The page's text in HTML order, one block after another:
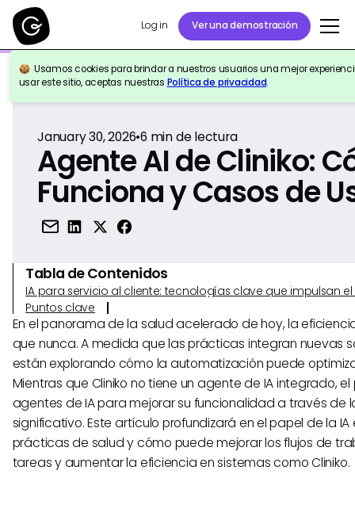
Log in Ver una demostración
Usamos cookies para brindar a nuestros usuarios una mejor
usar este sitio, aceptas nuestras Política de privacidad.
Volver a la Referencia
January 30, 2026•6 min de lectura
Agente AI de Cliniko:
Funciona y Casos de
Tabla de Contenidos
IA para servicio al cliente: tecnologías clave que impulsan
Puntos clave
En el panorama de la salud acelerado de hoy, la
que nunca. A medida que las prácticas integran nuevas
están explorando cómo la automatización puede
Mientras que Cliniko no tiene un agente de IA integrado,
agentes de IA para mejorar su funcionalidad a través de
significativo. Este artículo profundizará en el papel de la
prácticas de salud y cómo puede mejorar los flujos de
tareas y aumentar la eficiencia en sistemas como Cliniko.